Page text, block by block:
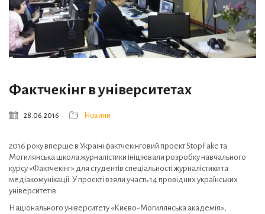
Фактчекінг в університетах
28.06.2016 Новини
2016 року вперше в Україні фактчекінговий проект StopFake та
Могилянська школа журналістики ініціювали розробку навчального
курсу «Фактчекінг» для студентів спеціальності журналістики та
медіакомунікації. У проєкті взяли участь 14 провідних українських
університетів:
Національного університету «Києво-Могилянська академія»,